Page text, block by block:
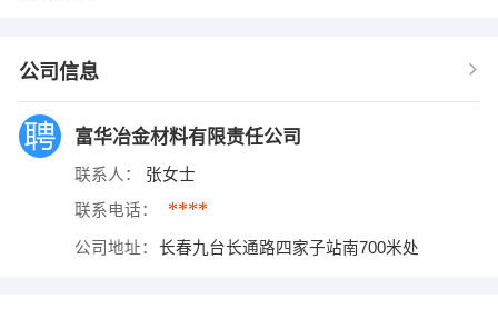
公司信息
富华冶金材料有限责任公司
联系人： 张女士
联系电话： ****
公司地址： 长春九台长通路四家子站南700米处